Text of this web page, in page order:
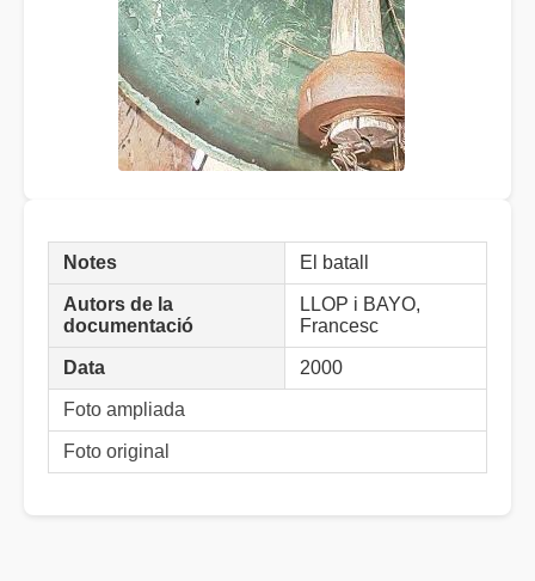
Notes El batall
Autors de la
documentació
LLOP i BAYO,
Francesc
Data 2000
Foto ampliada
Foto original